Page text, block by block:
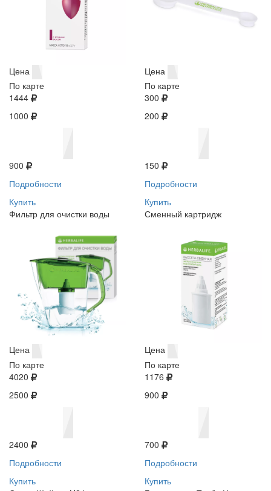
Цена
По карте
1444
1000
900
Подробности
Купить
Цена
По карте
300
200
150
Подробности
Купить
Фильтр для очистки воды
Цена
По карте
4020
2500
2400
Подробности
Купить
Сменный картридж
Цена
По карте
1176
900
700
Подробности
Купить